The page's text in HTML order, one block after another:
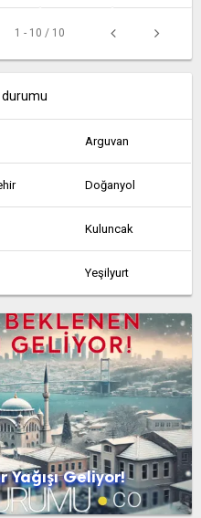
1 - 10 / 10
Arguvan
Doğanyol
Kuluncak
Yeşilyurt
Geliyor!